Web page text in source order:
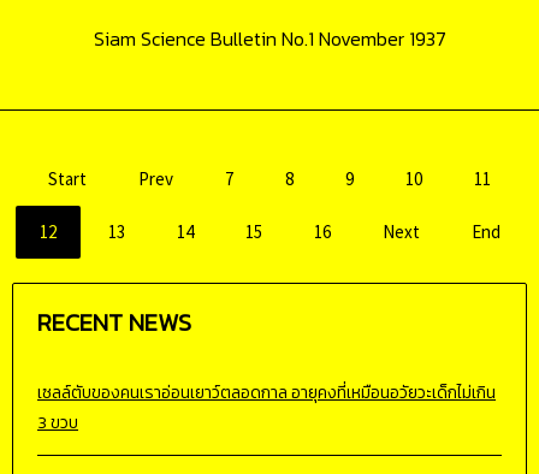
Siam Science Bulletin No.1 November 1937
Start Prev 7 8 9 10 11
12 13 14 15 16 Next End
RECENT NEWS
เซลล์ตับของคนเราอ่อนเยาว์ตลอดกาล อายุคงที่เหมือนอวัยวะเด็กไม่เกิน
3 ขวบ